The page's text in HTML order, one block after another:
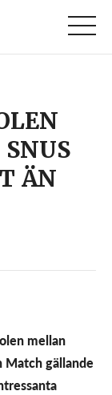
ÄN
mellan
Match gällande